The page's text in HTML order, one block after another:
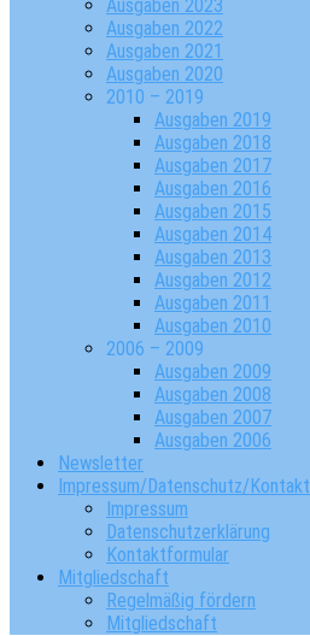
Ausgaben 2023
Ausgaben 2022
Ausgaben 2021
Ausgaben 2020
2010 – 2019
Ausgaben 2019
Ausgaben 2018
Ausgaben 2017
Ausgaben 2016
Ausgaben 2015
Ausgaben 2014
Ausgaben 2013
Ausgaben 2012
Ausgaben 2011
Ausgaben 2010
2006 – 2009
Ausgaben 2009
Ausgaben 2008
Ausgaben 2007
Ausgaben 2006
Newsletter
Impressum/Datenschutz/Kontakt
Impressum
Datenschutzerklärung
Kontaktformular
Mitgliedschaft
Regelmäßig fördern
Mitgliedschaft